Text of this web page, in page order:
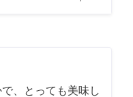
、とっても美味し